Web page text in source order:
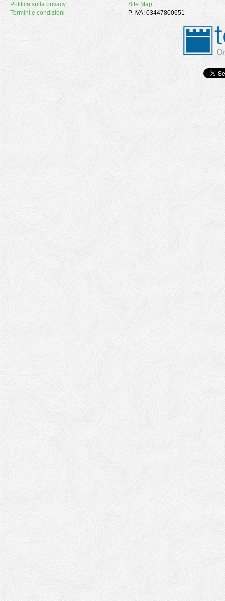
Politica sulla privacy
Termini e condizioni
Site Map
P. IVA: 03447800651